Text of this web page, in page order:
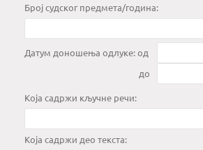
Број судског предмета/година:
Датум доношења одлуке: од
до
Која садржи кључне речи:
Која садржи део текста: